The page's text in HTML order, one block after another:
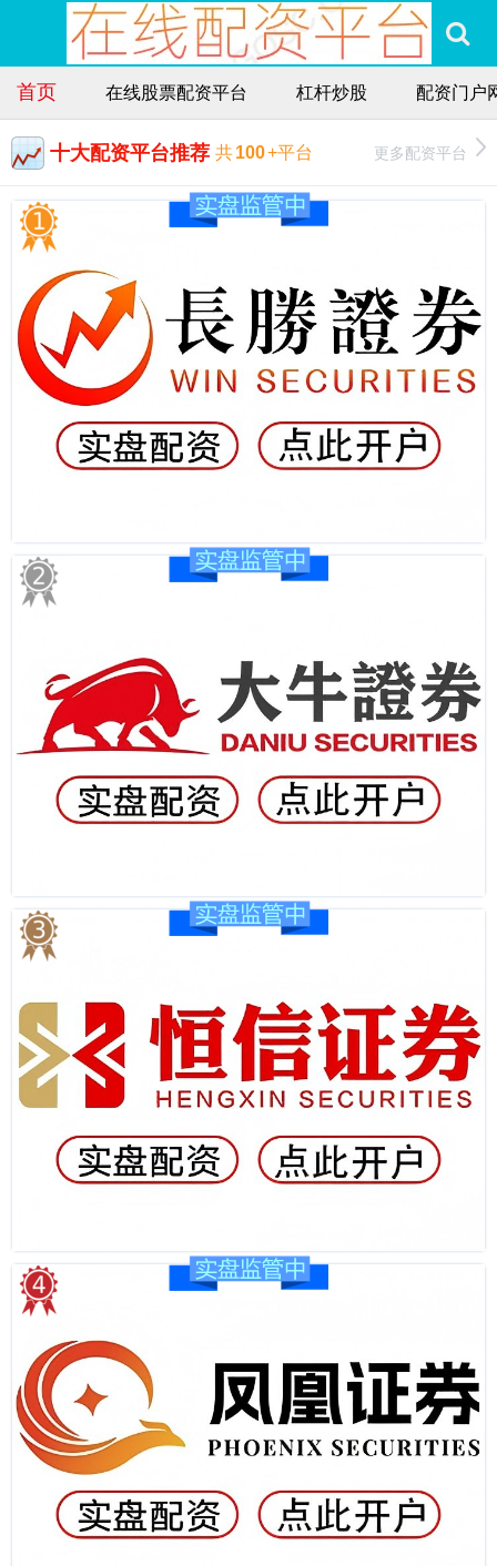
首页 在线股票配资平台 杠杆炒股 配资门户
十大配资平台推荐 共100+平台 更多配资平台